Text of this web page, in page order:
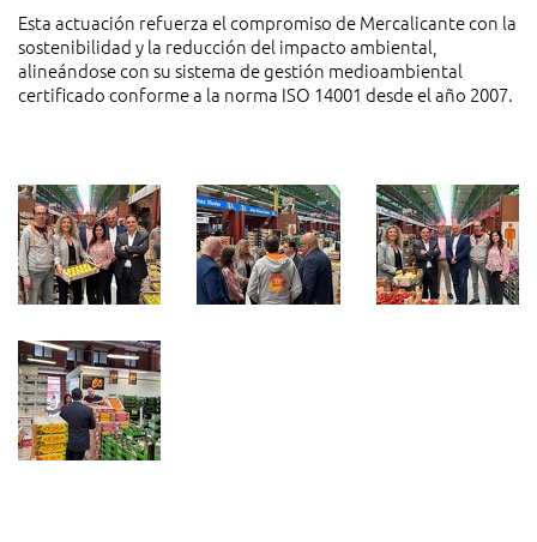
Esta actuación refuerza el compromiso de Mercalicante con la
sostenibilidad y la reducción del impacto ambiental,
alineándose con su sistema de gestión medioambiental
certificado conforme a la norma ISO 14001 desde el año 2007.